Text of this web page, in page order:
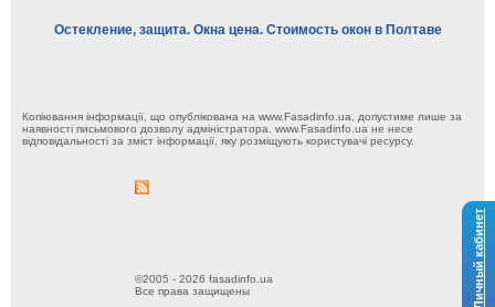
Личный кабинет
Остекление, защита. Окна цена. Стоимость окон в Полтаве
Копіювання інформації, що опублікована на www.Fasadinfo.ua, допустиме лише за
наявності письмового дозволу адміністратора. www.Fasadinfo.ua не несе
відповідальності за зміст інформації, яку розміщують користувачі ресурсу.
©2005 - 2026 fasadinfo.ua
Все права защищены